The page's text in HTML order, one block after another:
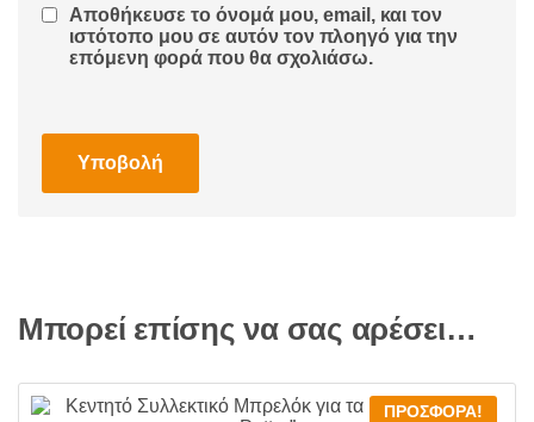
Αποθήκευσε το όνομά μου, email, και τον
ιστότοπο μου σε αυτόν τον πλοηγό για την
επόμενη φορά που θα σχολιάσω.
Μπορεί επίσης να σας αρέσει…
ΠΡΟΣΦΟΡΆ!